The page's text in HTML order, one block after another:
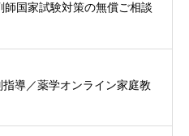
師国家試験対策の無償ご相談
導／薬学オンライン家庭教